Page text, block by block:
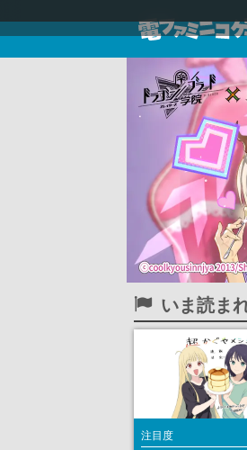
いま読ま
注目度